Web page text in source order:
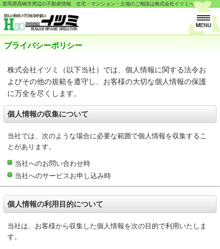
群馬県高崎市周辺の不動産情報 住宅・マンション・土地のご相談は株式会社イツミへ
プライバシーポリシー
株式会社イツミ（以下当社）では、個人情報に関する法令お
よびその他の規範を遵守し、お客様の大切な個人情報の保護
に万全を尽くします。
個人情報の収集について
当社では、次のような場合に必要な範囲で個人情報を収集するこ
とがあります。
当社へのお問い合わせ時
当社へのサービスお申し込み時
個人情報の利用目的について
当社は、お客様から収集した個人情報を次の目的で利用いたしま
す。